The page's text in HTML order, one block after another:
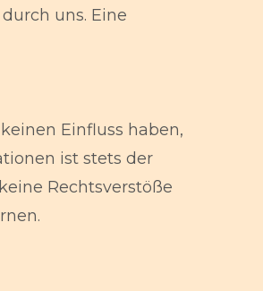
uns. Eine
Einfluss haben,
ist stets der
Rechtsverstöße